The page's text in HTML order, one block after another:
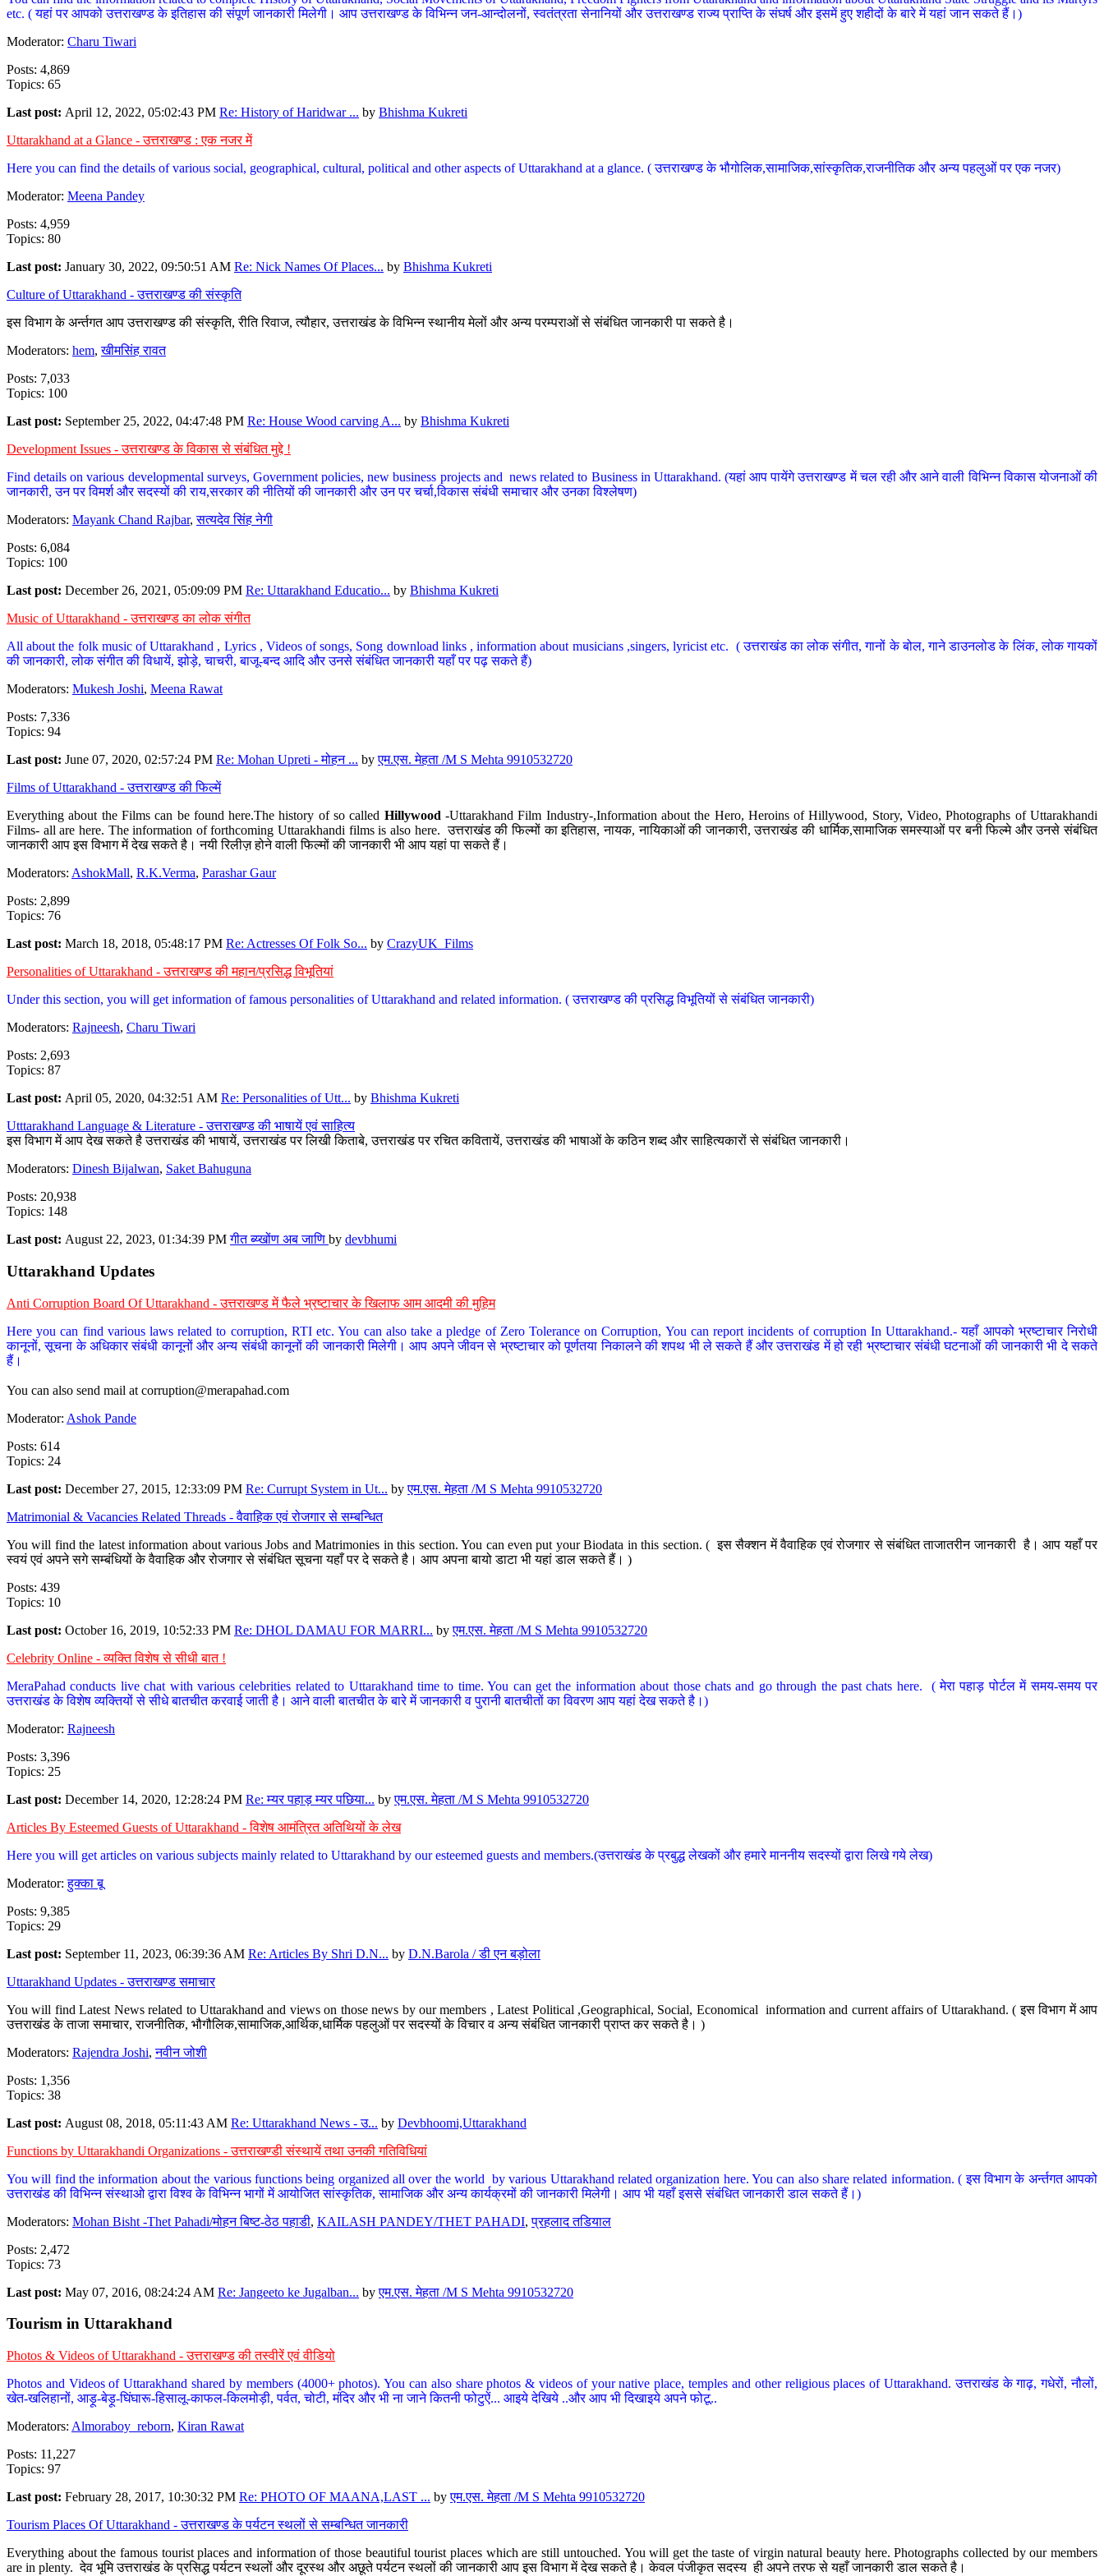
etc. ( यहां पर आपको उत्तराखण्ड के इतिहास की संपूर्ण जानकारी मिलेगी। आप उत्तराखण्ड के विभिन्न जन-आन्दोलनों, स्वतंत्रता सेनानियों और उत्तराखण्ड राज्य प्राप्ति के संघर्ष और इसमें हुए शहीदों के बारे में यहां जान सकते हैं।)
Moderator: Charu Tiwari
Posts: 4,869
Topics: 65
Last post: April 12, 2022, 05:02:43 PM Re: History of Haridwar ... by Bhishma Kukreti
Uttarakhand at a Glance - उत्तराखण्ड : एक नजर में
Here you can find the details of various social, geographical, cultural, political and other aspects of Uttarakhand at a glance. ( उत्तराखण्ड के भौगोलिक,सामाजिक,सांस्कृतिक,राजनीतिक और अन्य पहलुओं पर एक नजर)
Moderator: Meena Pandey
Posts: 4,959
Topics: 80
Last post: January 30, 2022, 09:50:51 AM Re: Nick Names Of Places... by Bhishma Kukreti
Culture of Uttarakhand - उत्तराखण्ड की संस्कृति
इस विभाग के अर्न्तगत आप उत्तराखण्ड की संस्कृति, रीति रिवाज, त्यौहार, उत्तराखंड के विभिन्न स्थानीय मेलों और अन्य परम्पराओं से संबंधित जानकारी पा सकते है।
Moderators: hem,खीमसिंह रावत
Posts: 7,033
Topics: 100
Last post: September 25, 2022, 04:47:48 PM Re: House Wood carving A... by Bhishma Kukreti
Development Issues - उत्तराखण्ड के विकास से संबंधित मुद्दे !
Find details on various developmental surveys, Government policies, new business projects and news related to Business in Uttarakhand. (यहां आप पायेंगे उत्तराखण्ड में चल रही और आने वाली विभिन्न विकास योजनाओं की
जानकारी, उन पर विमर्श और सदस्यों की राय,सरकार की नीतियों की जानकारी और उन पर चर्चा,विकास संबंधी समाचार और उनका विश्लेषण)
Moderators: Mayank Chand Rajbar,सत्यदेव सिंह नेगी
Posts: 6,084
Topics: 100
Last post: December 26, 2021, 05:09:09 PM Re: Uttarakhand Educatio... by Bhishma Kukreti
Music of Uttarakhand - उत्तराखण्ड का लोक संगीत
All about the folk music of Uttarakhand , Lyrics , Videos of songs, Song download links , information about musicians ,singers, lyricist etc. ( उत्तराखंड का लोक संगीत, गानों के बोल, गाने डाउनलोड के लिंक, लोक गायकों
की जानकारी, लोक संगीत की विधायें, झोड़े, चाचरी, बाजू-बन्द आदि और उनसे संबंधित जानकारी यहाँ पर पढ़ सकते हैं)
Moderators: Mukesh Joshi, Meena Rawat
Posts: 7,336
Topics: 94
Last post: June 07, 2020, 02:57:24 PM Re: Mohan Upreti - मोहन ... byएम.एस. मेहता /M S Mehta 9910532720
Films of Uttarakhand - उत्तराखण्ड की फिल्में
Everything about the Films can be found here.The history of so called Hillywood-Uttarakhand Film Industry-,Information about the Hero, Heroins of Hillywood, Story, Video, Photographs of Uttarakhandi
Films- all are here. The information of forthcoming Uttarakhandi films is also here. उत्तराखंड की फिल्मों का इतिहास, नायक, नायिकाओं की जानकारी, उत्तराखंड की धार्मिक,सामाजिक समस्याओं पर बनी फिल्मे और उनसे संबंधित
जानकारी आप इस विभाग में देख सकते है। नयी रिलीज़ होने वाली फिल्मों की जानकारी भी आप यहां पा सकते हैं।
Moderators: AshokMall, R.K.Verma, Parashar Gaur
Posts: 2,899
Topics: 76
Last post: March 18, 2018, 05:48:17 PM Re: Actresses Of Folk So... by CrazyUK_Films
Personalities of Uttarakhand - उत्तराखण्ड की महान/प्रसिद्ध विभूतियां
Under this section, you will get information of famous personalities of Uttarakhand and related information. ( उत्तराखण्ड की प्रसिद्ध विभूतियों से संबंधित जानकारी)
Moderators: Rajneesh, Charu Tiwari
Posts: 2,693
Topics: 87
Last post: April 05, 2020, 04:32:51 AM Re: Personalities of Utt... by Bhishma Kukreti
Utttarakhand Language & Literature - उत्तराखण्ड की भाषायें एवं साहित्य
इस विभाग में आप देख सकते है उत्तराखंड की भाषायें, उत्तराखंड पर लिखी किताबे, उत्तराखंड पर रचित कवितायें, उत्तराखंड की भाषाओं के कठिन शब्द और साहित्यकारों से संबंधित जानकारी।
Moderators: Dinesh Bijalwan, Saket Bahuguna
Posts: 20,938
Topics: 148
Last post: August 22, 2023, 01:34:39 PMगीत ब्य्खोंण अब जाणि by devbhumi
Uttarakhand Updates
Anti Corruption Board Of Uttarakhand - उत्तराखण्ड में फैले भ्रष्टाचार के खिलाफ आम आदमी की मुहिम
Here you can find various laws related to corruption, RTI etc. You can also take a pledge of Zero Tolerance on Corruption, You can report incidents of corruption In Uttarakhand.- यहाँ आपको भ्रष्टाचार निरोधी
कानूनों, सूचना के अधिकार संबंधी कानूनों और अन्य संबंधी कानूनों की जानकारी मिलेगी। आप अपने जीवन से भ्रष्टाचार को पूर्णतया निकालने की शपथ भी ले सकते हैं और उत्तराखंड में हो रही भ्रष्टाचार संबंधी घटनाओं की जानकारी भी दे सकते
हैं।
You can also send mail at corruption@merapahad.com
Moderator: Ashok Pande
Posts: 614
Topics: 24
Last post: December 27, 2015, 12:33:09 PM Re: Currupt System in Ut... byएम.एस. मेहता /M S Mehta 9910532720
Matrimonial & Vacancies Related Threads - वैवाहिक एवं रोजगार से सम्बन्धित
You will find the latest information about various Jobs and Matrimonies in this section. You can even put your Biodata in this section. ( इस सैक्शन में वैवाहिक एवं रोजगार से संबंधित ताजातरीन जानकारी है। आप यहाँ पर
स्वयं एवं अपने सगे सम्बंधियों के वैवाहिक और रोजगार से संबंधित सूचना यहाँ पर दे सकते है। आप अपना बायो डाटा भी यहां डाल सकते हैं। )
Posts: 439
Topics: 10
Last post: October 16, 2019, 10:52:33 PM Re: DHOL DAMAU FOR MARRI... byएम.एस. मेहता /M S Mehta 9910532720
Celebrity Online - व्यक्ति विशेष से सीधी बात !
MeraPahad conducts live chat with various celebrities related to Uttarakhand time to time. You can get the information about those chats and go through the past chats here. ( मेरा पहाड़ पोर्टल में समय-समय पर
उत्तराखंड के विशेष व्यक्तियों से सीधे बातचीत करवाई जाती है। आने वाली बातचीत के बारे में जानकारी व पुरानी बातचीतों का विवरण आप यहां देख सकते है।)
Moderator: Rajneesh
Posts: 3,396
Topics: 25
Last post: December 14, 2020, 12:28:24 PM Re: म्यर पहाड़ म्यर पछिया... byएम.एस. मेहता /M S Mehta 9910532720
Articles By Esteemed Guests of Uttarakhand - विशेष आमंत्रित अतिथियों के लेख
Here you will get articles on various subjects mainly related to Uttarakhand by our esteemed guests and members.(उत्तराखंड के प्रबुद्ध लेखकों और हमारे माननीय सदस्यों द्वारा लिखे गये लेख)
Moderator:हुक्का बू
Posts: 9,385
Topics: 29
Last post: September 11, 2023, 06:39:36 AM Re: Articles By Shri D.N... by D.N.Barola / डी एन बड़ोला
Uttarakhand Updates - उत्तराखण्ड समाचार
You will find Latest News related to Uttarakhand and views on those news by our members , Latest Political ,Geographical, Social, Economical information and current affairs of Uttarakhand. ( इस विभाग में आप
उत्तराखंड के ताजा समाचार, राजनीतिक, भौगौलिक,सामाजिक,आर्थिक,धार्मिक पहलुओं पर सदस्यों के विचार व अन्य संबंधित जानकारी प्राप्त कर सकते है। )
Moderators: Rajendra Joshi,नवीन जोशी
Posts: 1,356
Topics: 38
Last post: August 08, 2018, 05:11:43 AM Re: Uttarakhand News - उ... by Devbhoomi,Uttarakhand
Functions by Uttarakhandi Organizations - उत्तराखण्डी संस्थायें तथा उनकी गतिविधियां
You will find the information about the various functions being organized all over the world by various Uttarakhand related organization here. You can also share related information. ( इस विभाग के अर्न्तगत आपको
उत्तराखंड की विभिन्न संस्थाओ द्वारा विश्व के विभिन्न भागों में आयोजित सांस्कृतिक, सामाजिक और अन्य कार्यक्रमों की जानकारी मिलेगी। आप भी यहाँ इससे संबंधित जानकारी डाल सकते हैं।)
Moderators: Mohan Bisht -Thet Pahadi/मोहन बिष्ट-ठेठ पहाडी, KAILASH PANDEY/THET PAHADI,प्रहलाद तडियाल
Posts: 2,472
Topics: 73
Last post: May 07, 2016, 08:24:24 AM Re: Jangeeto ke Jugalban... byएम.एस. मेहता /M S Mehta 9910532720
Tourism in Uttarakhand
Photos & Videos of Uttarakhand - उत्तराखण्ड की तस्वीरें एवं वीडियो
Photos and Videos of Uttarakhand shared by members (4000+ photos). You can also share photos & videos of your native place, temples and other religious places of Uttarakhand. उत्तराखंड के गाढ़, गधेरों, नौलों,
खेत-खलिहानों, आड़ू-बेड़ू-घिंघारू-हिसालू-काफल-किलमोड़ी, पर्वत, चोटी, मंदिर और भी ना जाने कितनी फोटुऐं... आइये देखिये ..और आप भी दिखाइये अपने फोटू..
Moderators: Almoraboy_reborn, Kiran Rawat
Posts: 11,227
Topics: 97
Last post: February 28, 2017, 10:30:32 PM Re: PHOTO OF MAANA,LAST ... byएम.एस. मेहता /M S Mehta 9910532720
Tourism Places Of Uttarakhand - उत्तराखण्ड के पर्यटन स्थलों से सम्बन्धित जानकारी
Everything about the famous tourist places and information of those beautiful tourist places which are still untouched. You will get the taste of virgin natural beauty here. Photographs collected by our members
are in plenty. देव भूमि उत्तराखंड के प्रसिद्ध पर्यटन स्थलों और दूरस्थ और अछूते पर्यटन स्थलों की जानकारी आप इस विभाग में देख सकते है। केवल पंजीकृत सदस्य ही अपने तरफ से यहाँ जानकारी डाल सकते है।